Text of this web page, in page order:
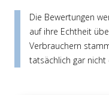
Die Bewertungen
auf ihre Echtheit
Verbrauchern
tatsächlich gar